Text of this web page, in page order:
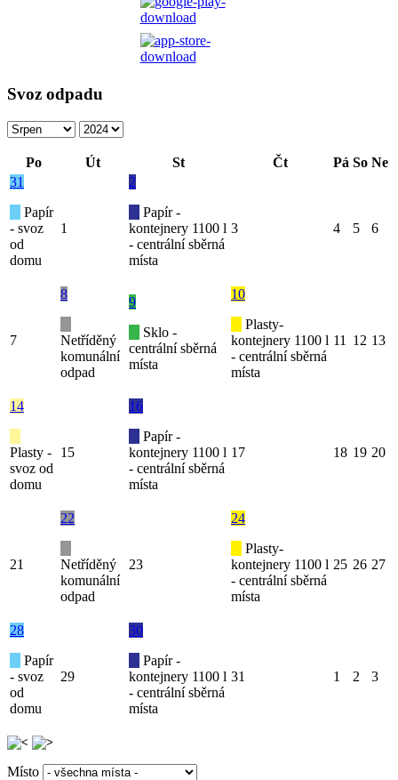
Svoz odpadu
Po Út St Čt Pá So Ne
31
Papír
- svoz
od
domu
1
2
Papír -
kontejnery 1100 l
- centrální sběrná
místa
3 4 5 6
7
8
Netříděný
komunální
odpad
9
Sklo -
centrální sběrná
místa
10
Plasty-
kontejnery 1100 l
- centrální sběrná
místa
11 12 13
14
Plasty -
svoz od
domu
15
16
Papír -
kontejnery 1100 l
- centrální sběrná
místa
17 18 19 20
21
22
Netříděný
komunální
odpad
23
24
Plasty-
kontejnery 1100 l
- centrální sběrná
místa
25 26 27
28
Papír
- svoz
od
domu
29
30
Papír -
kontejnery 1100 l
- centrální sběrná
místa
31 1 2 3
Místo